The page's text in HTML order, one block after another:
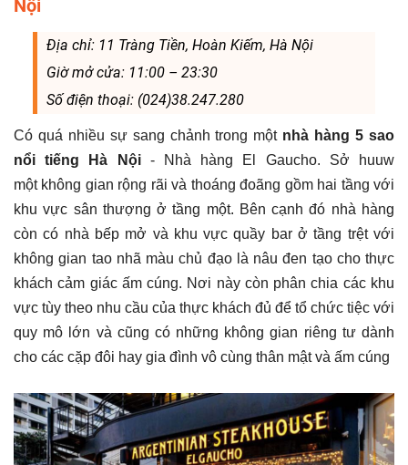
Nội
Địa chỉ: 11 Tràng Tiền, Hoàn Kiếm, Hà Nội
Giờ mở cửa: 11:00 – 23:30
Số điện thoại: (024)38.247.280
Có quá nhiều sự sang chảnh trong một nhà hàng 5 sao
nổi tiếng Hà Nội - Nhà hàng El Gaucho. Sở huuw
một không gian rộng rãi và thoáng đoãng gồm hai tầng với
khu vực sân thượng ở tầng một. Bên cạnh đó nhà hàng
còn có nhà bếp mở và khu vực quầy bar ở tầng trệt với
không gian tao nhã màu chủ đạo là nâu đen tạo cho thực
khách cảm giác ấm cúng. Nơi này còn phân chia các khu
vực tùy theo nhu cầu của thực khách đủ để tổ chức tiệc với
quy mô lớn và cũng có những không gian riêng tư dành
cho các cặp đôi hay gia đình vô cùng thân mật và ấm cúng